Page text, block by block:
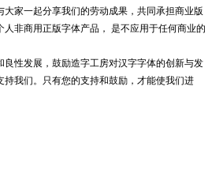
大家一起分享我们的劳动成果，共同承担商业版
非商用正版字体产品， 是不应用于任何商业的
良性发展，鼓励造字工房对汉字字体的创新与发
持我们。只有您的支持和鼓励，才能使我们进